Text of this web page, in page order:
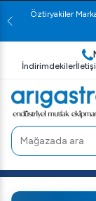
Öztiryakiler
İndirimdekiler